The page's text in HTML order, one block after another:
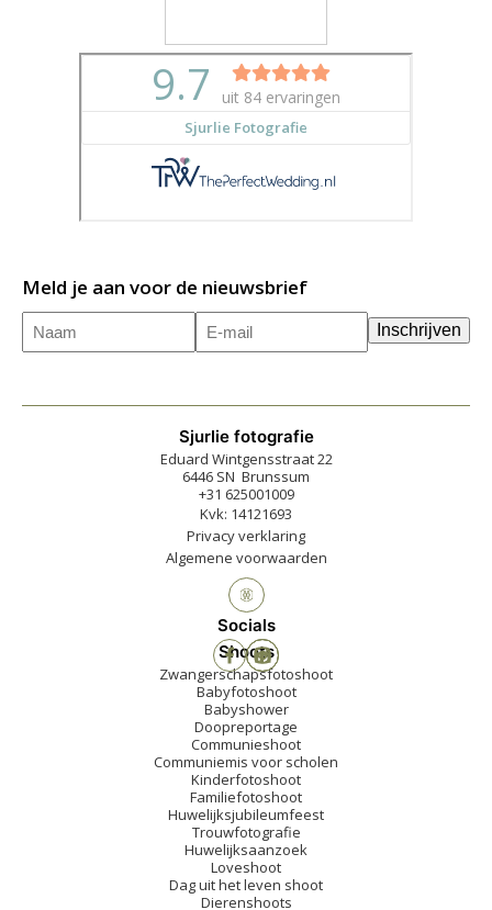
Meld je aan voor de nieuwsbrief
Naam
E-
mailadres(Vereist)
Inschrijven
Sjurlie fotografie
Eduard Wintgensstraat 22
6446 SN Brunssum
+31 625001009
Kvk: 14121693
Privacy verklaring
Algemene voorwaarden
Socials
Shoots
Zwangerschapsfotoshoot
Babyfotoshoot
Babyshower
Doopreportage
Communieshoot
Communiemis voor scholen
Kinderfotoshoot
Familiefotoshoot
Huwelijksjubileumfeest
Trouwfotografie
Huwelijksaanzoek
Loveshoot
Dag uit het leven shoot
Dierenshoots